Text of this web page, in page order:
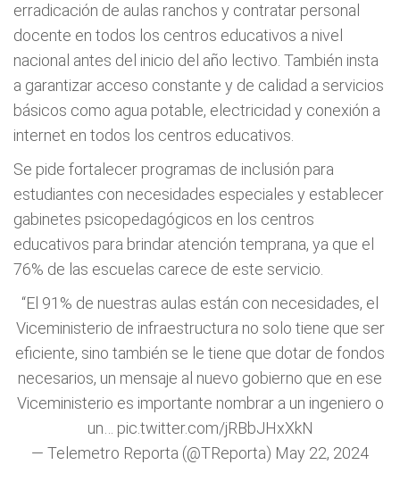
erradicación de aulas ranchos y contratar personal
docente en todos los centros educativos a nivel
nacional antes del inicio del año lectivo. También insta
a garantizar acceso constante y de calidad a servicios
básicos como agua potable, electricidad y conexión a
internet en todos los centros educativos.
Se pide fortalecer programas de inclusión para
estudiantes con necesidades especiales y establecer
gabinetes psicopedagógicos en los centros
educativos para brindar atención temprana, ya que el
76% de las escuelas carece de este servicio.
“El 91% de nuestras aulas están con necesidades, el
Viceministerio de infraestructura no solo tiene que ser
eficiente, sino también se le tiene que dotar de fondos
necesarios, un mensaje al nuevo gobierno que en ese
Viceministerio es importante nombrar a un ingeniero o
un… pic.twitter.com/jRBbJHxXkN
— Telemetro Reporta (@TReporta) May 22, 2024